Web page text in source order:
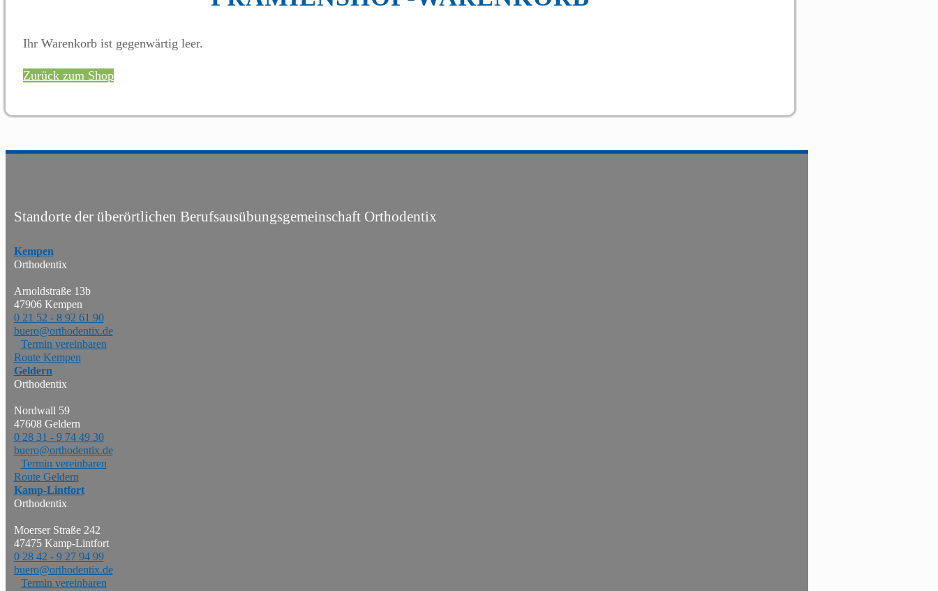
Ihr Warenkorb ist gegenwärtig leer.
Zurück zum Shop
Standorte der überörtlichen Berufsausübungsgemeinschaft Orthodentix
Kempen
Orthodentix
Arnoldstraße 13b
47906 Kempen
0 21 52 - 8 92 61 90
buero@orthodentix.de
Termin vereinbaren
Route Kempen
Geldern
Orthodentix
Nordwall 59
47608 Geldern
0 28 31 - 9 74 49 30
buero@orthodentix.de
Termin vereinbaren
Route Geldern
Kamp-Lintfort
Orthodentix
Moerser Straße 242
47475 Kamp-Lintfort
0 28 42 - 9 27 94 99
buero@orthodentix.de
Termin vereinbaren